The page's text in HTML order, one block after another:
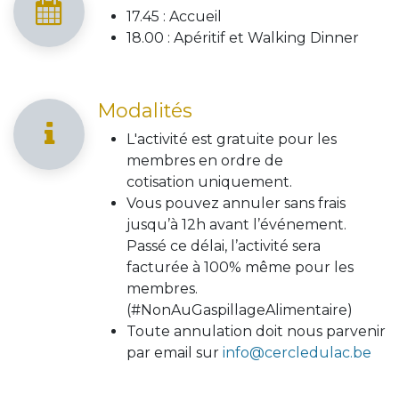
17.45 : Accueil
18.00 : Apéritif et Walking Dinner
Modalités
L'activité est gratuite pour les
membres en ordre de
cotisation uniquement.
Vous pouvez annuler sans frais
jusqu’à 12h avant l’événement.
Passé ce délai, l’activité sera
facturée à 100% même pour les
membres.
(#NonAuGaspillageAlimentaire)
Toute annulation doit nous parvenir
par email sur info@cercledulac.be